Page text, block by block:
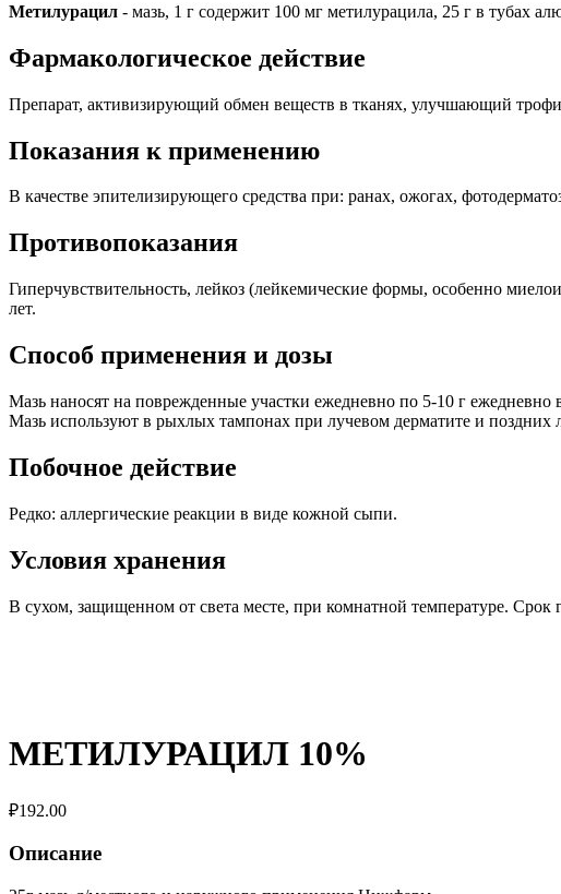
Метилурацил - мазь, 1 г содержит 100 мг метилурацила, 25 г в тубах
Фармакологическое действие
Препарат, активизирующий обмен веществ в тканях, улучшающий
Показания к применению
В качестве эпителизирующего средства при: ранах, ожогах,
Противопоказания
Гиперчувствительность, лейкоз (лейкемические формы, особенно
лет.
Способ применения и дозы
Мазь наносят на поврежденные участки ежедневно по 5-10 г ежедневно
Мазь используют в рыхлых тампонах при лучевом дерматите и поздних
Побочное действие
Редко: аллергические реакции в виде кожной сыпи.
Условия хранения
В сухом, защищенном от света месте, при комнатной температуре. Срок
МЕТИЛУРАЦИЛ 10%
₽192.00
Описание